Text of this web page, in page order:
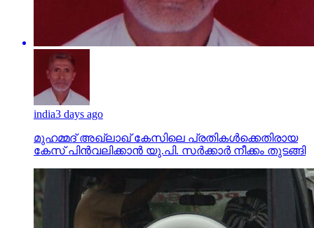
india3 days ago
മുഹമ്മദ് അഖ്‌ലാഖ് കേസിലെ പ്രതികള്‍ക്കെതിരായ
കേസ് പിന്‍വലിക്കാന്‍ യു.പി. സര്‍ക്കാര്‍ നീക്കം തുടങ്ങി